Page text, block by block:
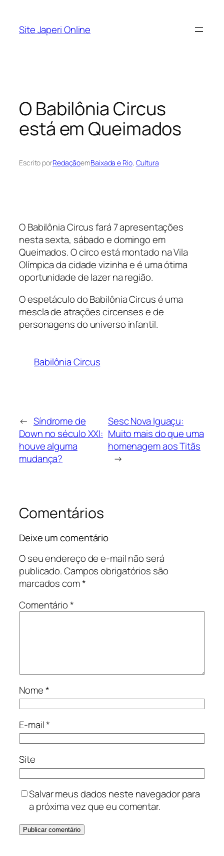
Site Japeri Online
O Babilônia Circus
está em Queimados
Escrito porRedaçãoemBaixada e Rio, Cultura
O Babilônia Circus fará 7 apresentações
nesta sexta, sábado e domingo em
Queimados. O circo está montado na Vila
Olímpica da cidade vizinha e é uma ótima
oportunidade de lazer na região.
O espetáculo do Babilônia Circus é uma
mescla de atrações circenses e de
personagens do universo infantil.
Babilônia Circus
← Síndrome de
Down no século XXI:
houve alguma
mudança?
Sesc Nova Iguaçu:
Muito mais do que uma
homenagem aos Titãs
→
Comentários
Deixe um comentário
O seu endereço de e-mail não será
publicado.Campos obrigatórios são
marcados com*
Comentário*
Nome*
E-mail*
Site
Salvar meus dados neste navegador para
a próxima vez que eu comentar.